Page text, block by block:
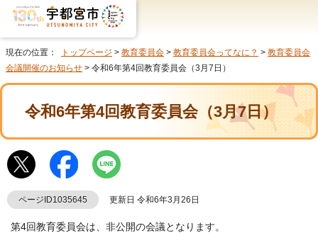
現在の位置： トップページ > 教育委員会 > 教育委員会ってなに？ > 教育委員会
会議開催のお知らせ > 令和6年第4回教育委員会（3月7日）
令和6年第4回教育委員会（3月7日）
ページID1035645 更新日 令和6年3月26日
第4回教育委員会は、非公開の会議となります。